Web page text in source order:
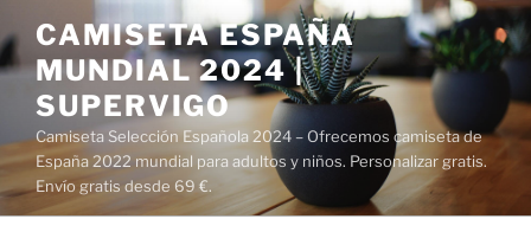
al
contenido
CAMISETA ESPAÑA
MUNDIAL 2024 |
SUPERVIGO
Camiseta Selección Española 2024 – Ofrecemos camiseta de
España 2022 mundial para adultos y niños. Personalizar gratis.
Envío gratis desde 69 €.